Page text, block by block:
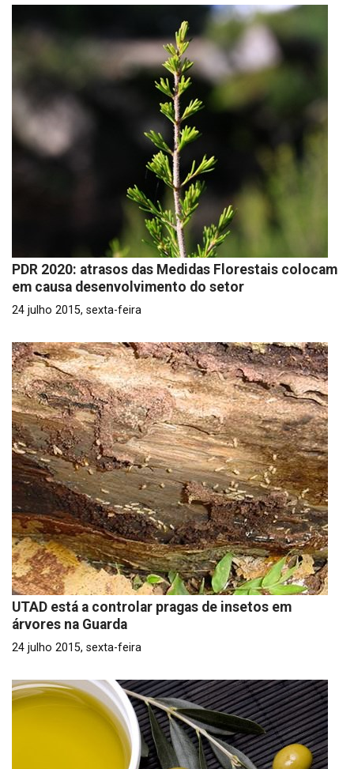
PDR 2020: atrasos das Medidas Florestais colocam
em causa desenvolvimento do setor
24 julho 2015, sexta-feira
UTAD está a controlar pragas de insetos em
árvores na Guarda
24 julho 2015, sexta-feira